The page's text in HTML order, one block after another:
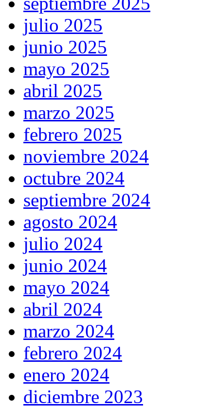
julio 2025
junio 2025
mayo 2025
abril 2025
marzo 2025
febrero 2025
noviembre 2024
octubre 2024
septiembre 2024
agosto 2024
julio 2024
junio 2024
mayo 2024
abril 2024
marzo 2024
febrero 2024
enero 2024
diciembre 2023